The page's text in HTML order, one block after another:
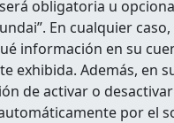
obligatoria u
En cualquier
información en su
exhibida. Además, en
de activar o
por el